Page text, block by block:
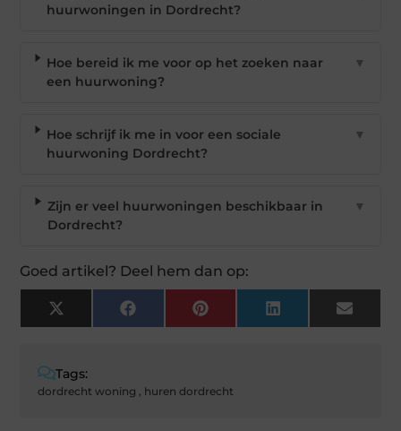
huurwoningen in Dordrecht?
Hoe bereid ik me voor op het zoeken naar
een huurwoning?
▼
Hoe schrijf ik me in voor een sociale
huurwoning Dordrecht?
▼
Zijn er veel huurwoningen beschikbaar in
Dordrecht?
▼
Goed artikel? Deel hem dan op:
X
(Twitter)
Facebook Pinterest LinkedIn Email
Tags:
dordrecht woning , huren dordrecht